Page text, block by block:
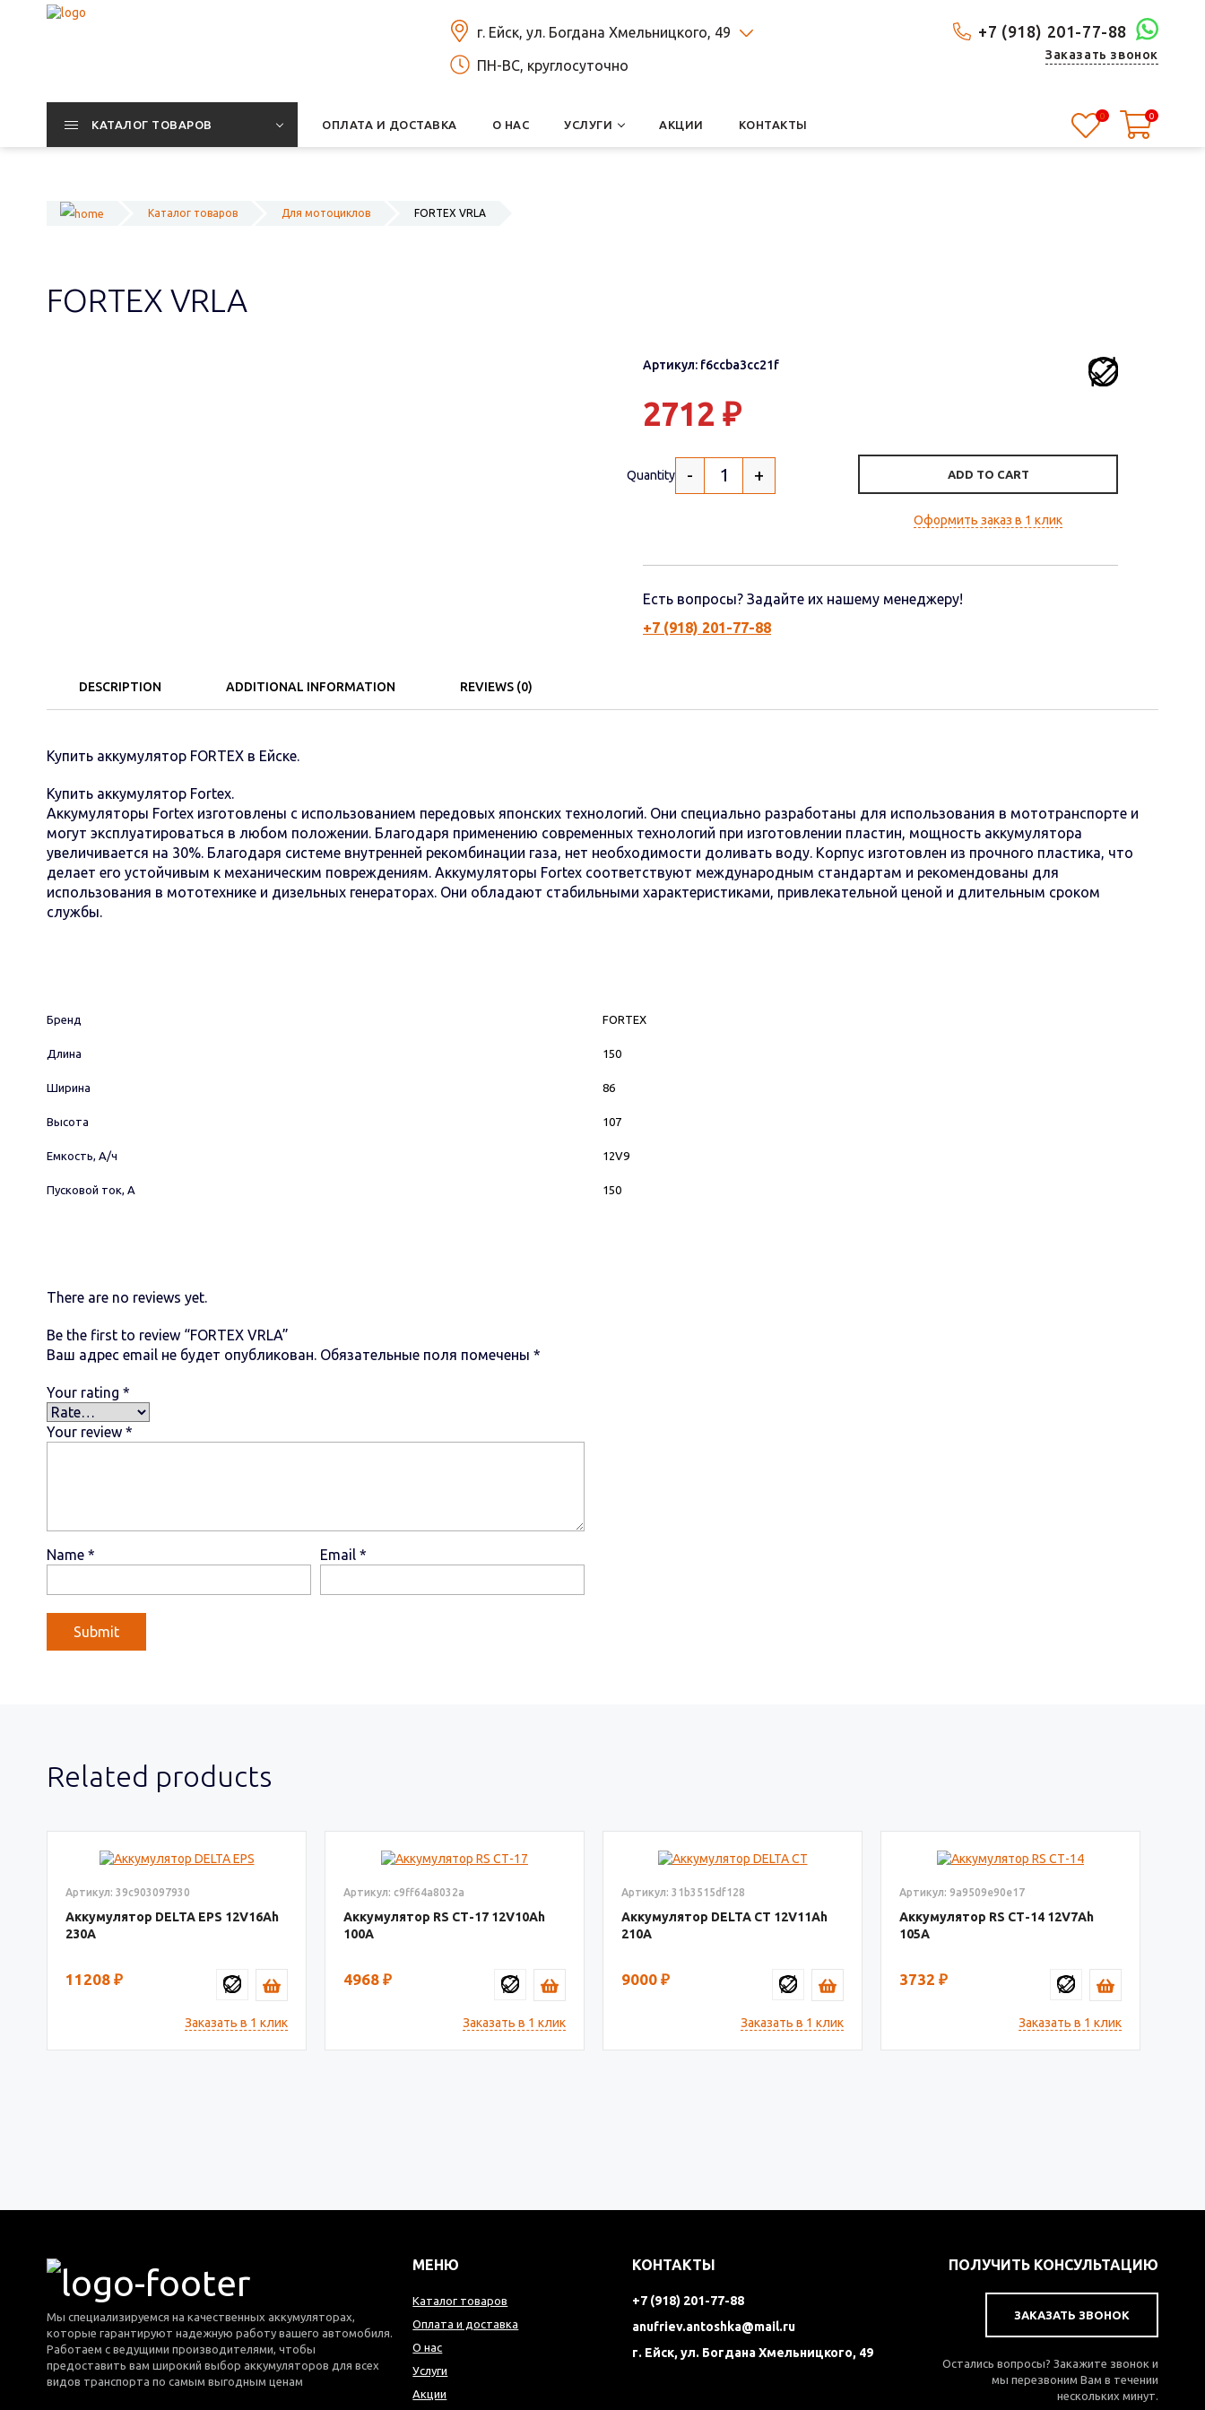
+7 (918) 201-77-88
Заказать звонок
г. Ейск, ул. Богдана Хмельницкого, 49
ПН-ВС, круглосуточно
КАТАЛОГ ТОВАРОВ ОПЛАТА И ДОСТАВКА О НАС УСЛУГИ АКЦИИ КОНТАКТЫ
0 0
Каталог товаров Для мотоциклов FORTEX VRLA
FORTEX VRLA
Артикул: f6ccba3cc21f
2712 ₽
Quantity - + ADD TO CART
Оформить заказ в 1 клик
Есть вопросы? Задайте их нашему менеджеру!
+7 (918) 201-77-88
DESCRIPTION ADDITIONAL INFORMATION REVIEWS (0)
Купить аккумулятор FORTEX в Ейске.
Купить аккумулятор Fortex.
Аккумуляторы Fortex изготовлены с использованием передовых японских технологий. Они специально разработаны для использования в мототранспорте и
могут эксплуатироваться в любом положении. Благодаря применению современных технологий при изготовлении пластин, мощность аккумулятора
увеличивается на 30%. Благодаря системе внутренней рекомбинации газа, нет необходимости доливать воду. Корпус изготовлен из прочного пластика, что
делает его устойчивым к механическим повреждениям. Аккумуляторы Fortex соответствуют международным стандартам и рекомендованы для
использования в мототехнике и дизельных генераторах. Они обладают стабильными характеристиками, привлекательной ценой и длительным сроком
службы.
Бренд FORTEX
Длина 150
Ширина 86
Высота 107
Емкость, А/ч 12V9
Пусковой ток, А 150
There are no reviews yet.
Be the first to review “FORTEX VRLA”
Ваш адрес email не будет опубликован. Обязательные поля помечены *
Your rating *
Your review *
Name * Email *
Related products
Артикул: 39c903097930
Аккумулятор DELTA EPS 12V16
230
11208 ₽
Заказать в 1 клик
Артикул: c9ff64a8032a
Аккумулятор RS СТ-17 12V10
100
4968 ₽
Заказать в 1 клик
Артикул: 31b3515df128
Аккумулятор DELTA СТ 12V11
210
9000 ₽
Заказать в 1 клик
Артикул: 9a9509e90e17
Аккумулятор RS СТ-14 12V7
105
3732 ₽
Заказать в 1 клик
Мы специализируемся на качественных аккумуляторах,
которые гарантируют надежную работу вашего автомобиля.
Работаем с ведущими производителями, чтобы
предоставить вам широкий выбор аккумуляторов для всех
видов транспорта по самым выгодным ценам
МЕНЮ
Каталог товаров
Оплата и доставка
О нас
Услуги
Акции
КОНТАКТЫ
+7 (918) 201-77-88
anufriev.antoshka@mail.ru
г. Ейск, ул. Богдана Хмельницкого, 49
ПОЛУЧИТЬ КОНСУЛЬТАЦИЮ
ЗАКАЗАТЬ ЗВОНОК
Остались вопросы? Закажите звонок и
мы перезвоним Вам в течении
нескольких минут.